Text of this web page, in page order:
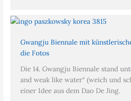
Gwangju Biennale mit
die Fotos
Die 14. Gwangju Biennale stand
and weak like water“ (weich und
einer Idee aus dem Dao De Jing.